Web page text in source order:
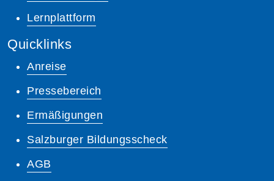
Lernplattform
Quicklinks
Anreise
Pressebereich
Ermäßigungen
Salzburger Bildungsscheck
AGB